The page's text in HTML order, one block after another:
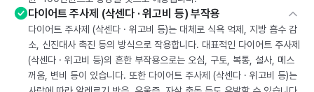
다이어트 주사제 (삭센다 · 위고비 등) 부작용
다이어트 주사제 (삭센다 · 위고비 등)는 대체로 식욕 억제, 지방 흡수 감
소, 신진대사 촉진 등의 방식으로 작용합니다. 대표적인 다이어트 주사제
(삭센다 · 위고비 등)의 흔한 부작용으로는 오심, 구토, 복통, 설사, 메스
꺼움, 변비 등이 있습니다. 또한 다이어트 주사제 (삭센다 · 위고비 등)는